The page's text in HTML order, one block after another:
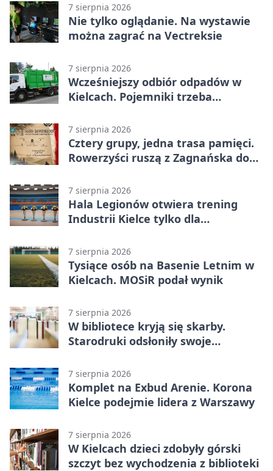
7 sierpnia 2026
Nie tylko oglądanie. Na wystawie
można zagrać na Vectreksie
7 sierpnia 2026
Wcześniejszy odbiór odpadów w
Kielcach. Pojemniki trzeba
7 sierpnia 2026
Cztery grupy, jedna trasa pamięci.
Rowerzyści ruszą z Zagnańska do
7 sierpnia 2026
Hala Legionów otwiera trening
Industrii Kielce tylko dla
7 sierpnia 2026
Tysiące osób na Basenie Letnim w
Kielcach. MOSiR podał wynik
7 sierpnia 2026
W bibliotece kryją się skarby.
Starodruki odsłoniły swoje
7 sierpnia 2026
Komplet na Exbud Arenie. Korona
Kielce podejmie lidera z Warszawy
7 sierpnia 2026
W Kielcach dzieci zdobyły górski
szczyt bez wychodzenia z biblioteki